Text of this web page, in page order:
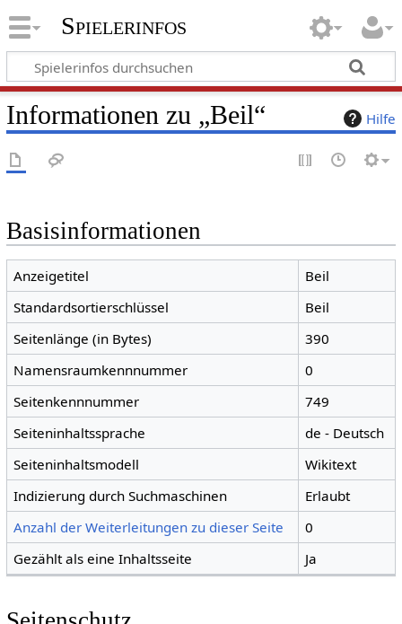
Spielerinfos
Hilfe
Informationen zu „Beil“
Basisinformationen
Anzeigetitel
Beil
Standardsortierschlüssel
Beil
Seitenlänge (in Bytes)
390
Namensraumkennnummer
0
Seitenkennnummer
749
Seiteninhaltssprache
de - Deutsch
Seiteninhaltsmodell
Wikitext
Indizierung durch Suchmaschinen
Erlaubt
Anzahl der Weiterleitungen zu dieser Seite
0
Gezählt als eine Inhaltsseite
Ja